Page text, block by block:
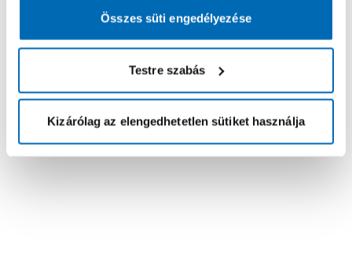
Összes süti engedélyezése
Testre szabás
Kizárólag az elengedhetetlen sütiket használja